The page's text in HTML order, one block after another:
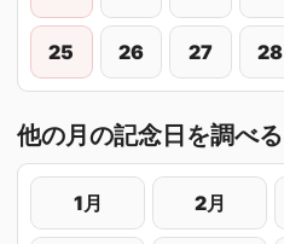
25 26 27 28
他の月の記念日を調べる
1月 2月